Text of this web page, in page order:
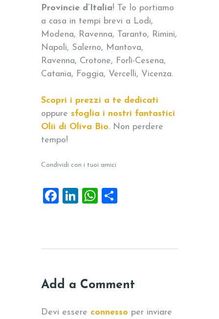
Provincie d’Italia! Te lo portiamo
a casa in tempi brevi a Lodi,
Modena, Ravenna, Taranto, Rimini,
Napoli, Salerno, Mantova,
Ravenna, Crotone, Forlì-Cesena,
Catania, Foggia, Vercelli, Vicenza.
Scopri i prezzi a te dedicati
oppure sfoglia i nostri fantastici
Olii di Oliva Bio. Non perdere
tempo!
Condividi con i tuoi amici
F
o
o
Li
W
p
Add a Comment
Devi essere connesso per inviare